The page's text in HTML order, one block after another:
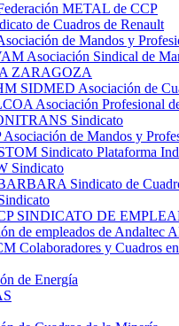
METAL de CCP
de Cuadros de Renault
de Mandos y
Asociación Sindical de
ZARAGOZA
SIDMED Asociación de
Asociación Profesional
Sindicato
de Mandos y
Sindicato Plataforma
Sindicato
Sindicato de
SINDICATO DE
de empleados de Andaltec
Colaboradores y Cuadros
de Energía